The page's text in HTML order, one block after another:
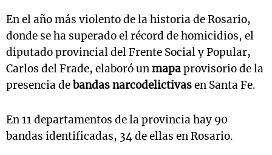
En el año más violento de la historia de Rosario,
donde se ha superado el récord de homicidios, el
diputado provincial del Frente Social y Popular,
Carlos del Frade, elaboró unmapaprovisorio de la
presencia debandas narcodelictivasen Santa Fe.
En 11 departamentos de la provincia hay 90
bandas identificadas, 34 de ellas en Rosario.